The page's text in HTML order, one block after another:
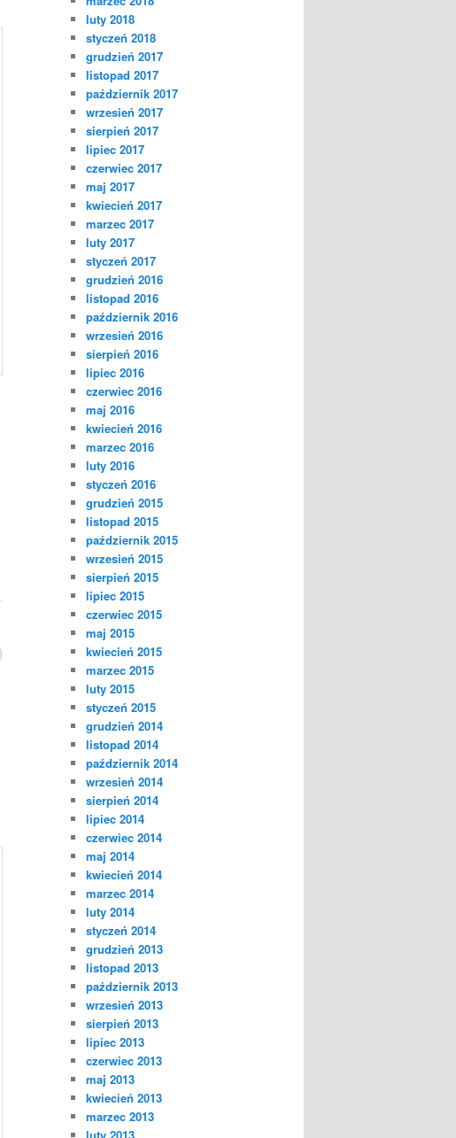
luty 2018
styczeń 2018
grudzień 2017
listopad 2017
październik 2017
wrzesień 2017
sierpień 2017
lipiec 2017
czerwiec 2017
maj 2017
kwiecień 2017
marzec 2017
luty 2017
styczeń 2017
grudzień 2016
listopad 2016
październik 2016
wrzesień 2016
sierpień 2016
lipiec 2016
czerwiec 2016
maj 2016
kwiecień 2016
marzec 2016
luty 2016
styczeń 2016
grudzień 2015
listopad 2015
październik 2015
wrzesień 2015
sierpień 2015
lipiec 2015
czerwiec 2015
maj 2015
kwiecień 2015
marzec 2015
luty 2015
styczeń 2015
grudzień 2014
listopad 2014
październik 2014
wrzesień 2014
sierpień 2014
lipiec 2014
czerwiec 2014
maj 2014
kwiecień 2014
marzec 2014
luty 2014
styczeń 2014
grudzień 2013
listopad 2013
październik 2013
wrzesień 2013
sierpień 2013
lipiec 2013
czerwiec 2013
maj 2013
kwiecień 2013
marzec 2013